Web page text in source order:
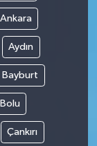
Ankara
Aydın
Bayburt
Bolu
Çankırı